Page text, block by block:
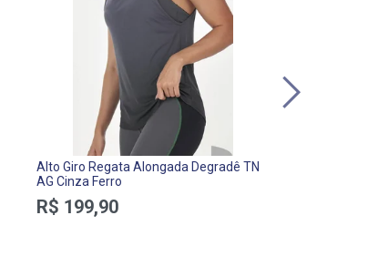
Alto Giro Regata Alongada Degradê TN
AG Cinza Ferro
R$ 199,90